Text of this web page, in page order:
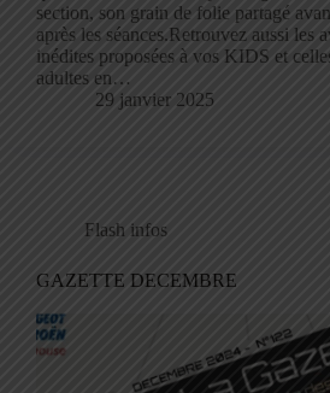
section, son grain de folie partagé
après les séances.Retrouvez aussi les
inédites proposées à vos KIDS et
adultes en…
29 janvier 2025
Flash infos
GAZETTE DECEMBRE